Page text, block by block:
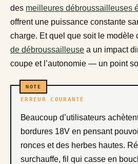
des meilleures débroussailleuses
offrent une puissance constante
charge. Et quel que soit le modèle
de débroussailleuse a un impact
coupe et l’autonomie — un point
ERREUR COURANTE
Beaucoup d’utilisateurs achètent un coupe-
bordures 18V en pensant
ronces et des herbes hautes.
surchauffe, fil qui casse en